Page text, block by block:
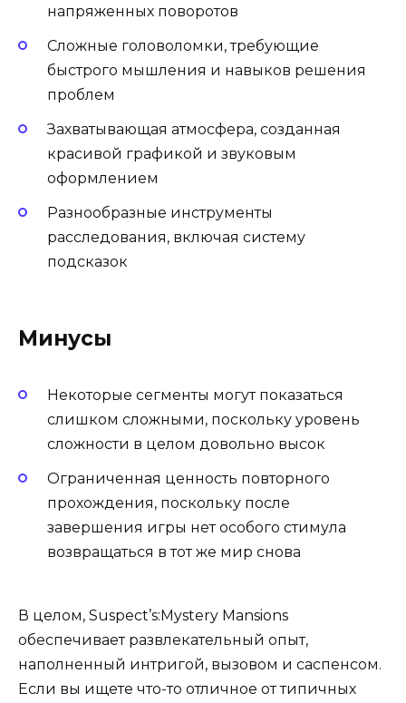
напряженных поворотов
Сложные головоломки, требующие
быстрого мышления и навыков решения
проблем
Захватывающая атмосфера, созданная
красивой графикой и звуковым
оформлением
Разнообразные инструменты
расследования, включая систему
подсказок
Минусы
Некоторые сегменты могут показаться
слишком сложными, поскольку уровень
сложности в целом довольно высок
Ограниченная ценность повторного
прохождения, поскольку после
завершения игры нет особого стимула
возвращаться в тот же мир снова
В целом, Suspect’s:Mystery Mansions
обеспечивает развлекательный опыт,
наполненный интригой, вызовом и саспенсом.
Если вы ищете что-то отличное от типичных